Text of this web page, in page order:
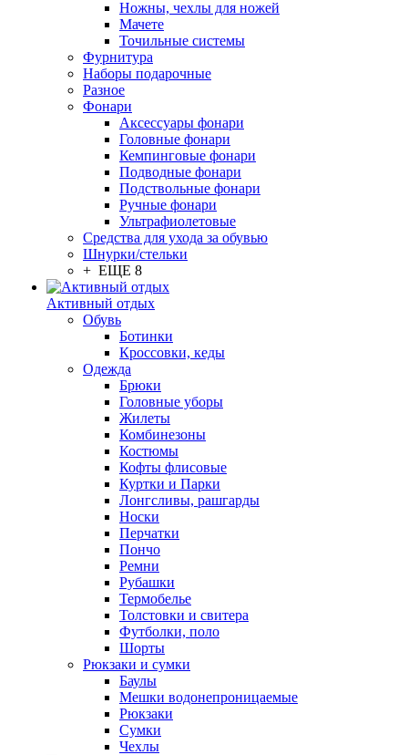
Ножны, чехлы для ножей
Мачете
Точильные системы
Фурнитура
Наборы подарочные
Разное
Фонари
Аксессуары фонари
Головные фонари
Кемпинговые фонари
Подводные фонари
Подствольные фонари
Ручные фонари
Ультрафиолетовые
Средства для ухода за обувью
Шнурки/стельки
+ ЕЩЕ 8
Активный отдых
Обувь
Ботинки
Кроссовки, кеды
Одежда
Брюки
Головные уборы
Жилеты
Комбинезоны
Костюмы
Кофты флисовые
Куртки и Парки
Лонгсливы, рашгарды
Носки
Перчатки
Пончо
Ремни
Рубашки
Термобелье
Толстовки и свитера
Футболки, поло
Шорты
Рюкзаки и сумки
Баулы
Мешки водонепроницаемые
Рюкзаки
Сумки
Чехлы